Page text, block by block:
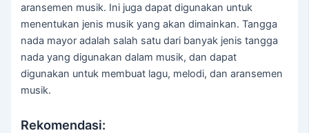
aransemen musik. Ini juga dapat digunakan untuk
menentukan jenis musik yang akan dimainkan. Tangga
nada mayor adalah salah satu dari banyak jenis tangga
nada yang digunakan dalam musik, dan dapat
digunakan untuk membuat lagu, melodi, dan aransemen
musik.
Rekomendasi: